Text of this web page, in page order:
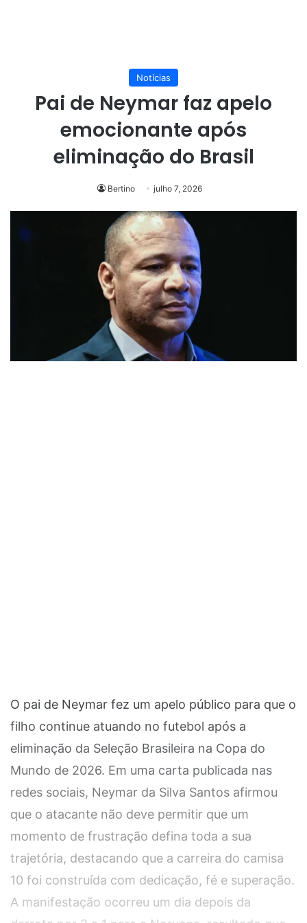
Notícias
Pai de Neymar faz apelo
emocionante após
eliminação do Brasil
Bertino julho 7, 2026
O pai de Neymar fez um apelo público para que o
filho continue atuando no futebol após a
eliminação da Seleção Brasileira na Copa do
Mundo de 2026. Em uma carta publicada nas
redes sociais, Neymar da Silva Santos afirmou
que o atacante não deve permitir que um
momento de frustração defina toda a sua
trajetória, destacando que a carreira do camisa
10 foi construída com dedicação, fé e superação.
A manifestação ocorreu um dia depois da